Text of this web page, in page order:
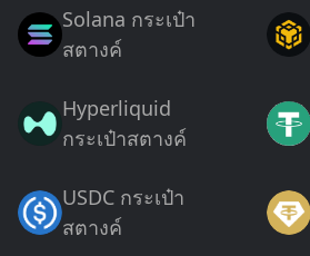
Solana กระเป๋า
สตางค์
Hyperliquid
กระเป๋าสตางค์
USDC กระเป๋า
สตางค์